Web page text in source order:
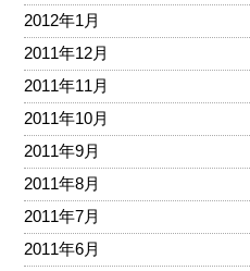
2012年1月
2011年12月
2011年11月
2011年10月
2011年9月
2011年8月
2011年7月
2011年6月